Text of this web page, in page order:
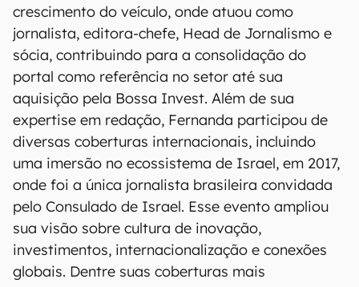
crescimento do veículo, onde atuou como
jornalista, editora-chefe, Head de Jornalismo e
sócia, contribuindo para a consolidação do
portal como referência no setor até sua
aquisição pela Bossa Invest. Além de sua
expertise em redação, Fernanda participou de
diversas coberturas internacionais, incluindo
uma imersão no ecossistema de Israel, em 2017,
onde foi a única jornalista brasileira convidada
pelo Consulado de Israel. Esse evento ampliou
sua visão sobre cultura de inovação,
investimentos, internacionalização e conexões
globais. Dentre suas coberturas mais